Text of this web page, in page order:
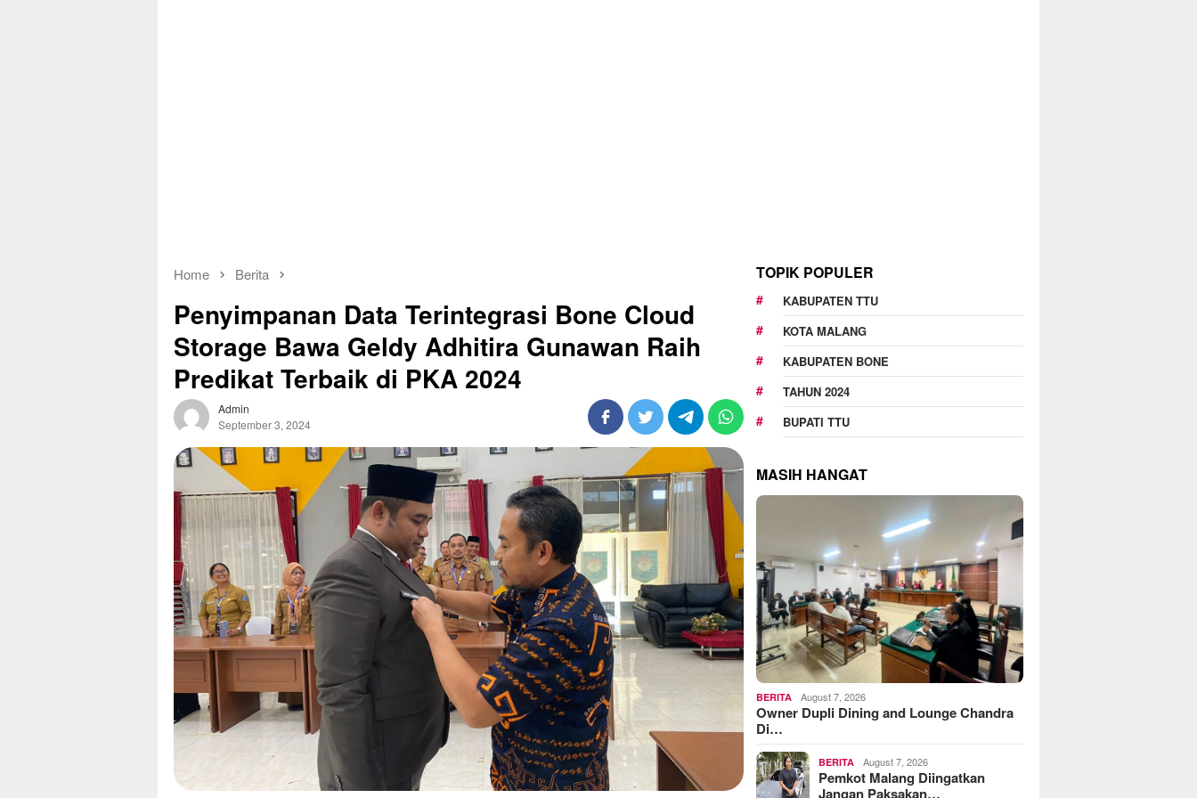
Home Berita
Penyimpanan Data Terintegrasi Bone Cloud
Storage Bawa Geldy Adhitira Gunawan Raih
Predikat Terbaik di PKA 2024
Admin
September 3, 2024
TOPIK POPULER
KABUPATEN TTU
KOTA MALANG
KABUPATEN BONE
TAHUN 2024
BUPATI TTU
MASIH HANGAT
BERITA August 7, 2026
Owner Dupli Dining and Lounge Chandra
Di…
BERITA August 7, 2026
Pemkot Malang Diingatkan
Jangan Paksakan…